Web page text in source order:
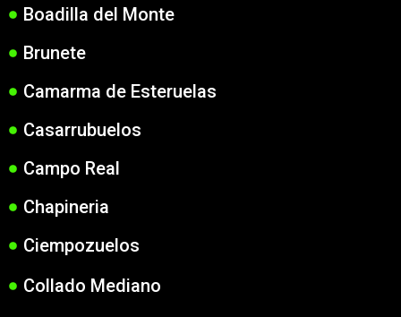
Boadilla del Monte
Brunete
Camarma de Esteruelas
Casarrubuelos
Campo Real
Chapineria
Ciempozuelos
Collado Mediano